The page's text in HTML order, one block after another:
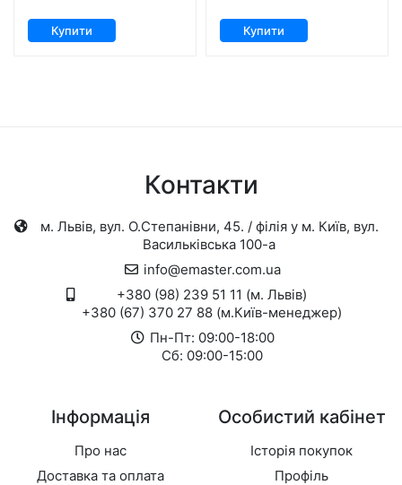
Купити Купити
Контакти
м. Львів, вул. О.Степанівни, 45. / філія у м. Київ, вул.
Васильківська 100-а
info@emaster.com.ua
+380 (98) 239 51 11 (м. Львів)
+380 (67) 370 27 88 (м.Київ-менеджер)
Пн-Пт: 09:00-18:00
Сб: 09:00-15:00
Інформація
Про нас
Доставка та оплата
Особистий кабінет
Історія покупок
Профіль